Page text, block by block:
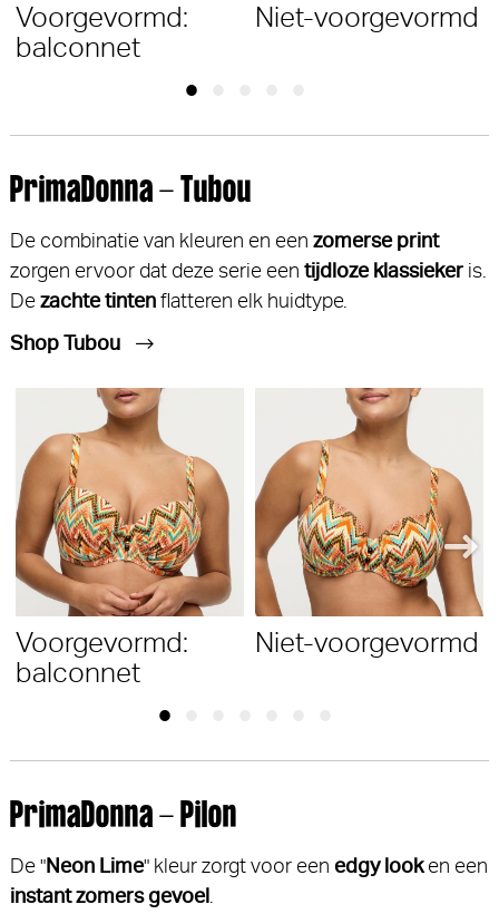
Voorgevormd:
balconnet
Niet-voorgevormd
PrimaDonna - Tubou
De combinatie van kleuren en een zomerse print
zorgen ervoor dat deze serie een tijdloze klassieker is.
Dezachte tintenflatteren elk huidtype.
Shop Tubou
Voorgevormd:
balconnet
Niet-voorgevormd
PrimaDonna - Pilon
De "Neon Lime" kleur zorgt voor een edgy looken een
instant zomers gevoel.